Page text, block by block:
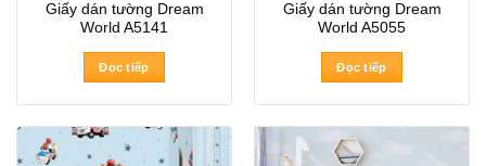
Giấy dán tường Dream
World A5141
Đọc tiếp
Giấy dán tường Dream
World A5055
Đọc tiếp